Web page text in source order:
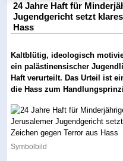
24 Jahre Haft für
Jugendgericht setzt
Hass
Kaltblütig, ideologisch
ein palästinensischer
Haft verurteilt. Das Urteil ist
die Hass zum
Symbolbild